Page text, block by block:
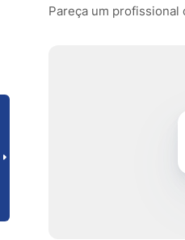
Pareça um